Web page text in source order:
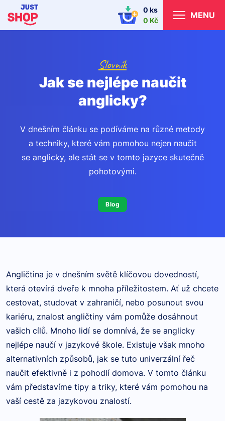
0 ks
0 Kč
MENU
Slovník
Jak se nejlépe naučit
anglicky?
V dnešním článku se podíváme na různé metody
a techniky, které vám pomohou nejen naučit
se anglicky, ale stát se v tomto jazyce skutečně
pohotovými.
Blog
Angličtina je v dnešním světě klíčovou dovedností,
která otevírá dveře k mnoha příležitostem. Ať už chcete
cestovat, studovat v zahraničí, nebo posunout svou
kariéru, znalost angličtiny vám pomůže dosáhnout
vašich cílů. Mnoho lidí se domnívá, že se anglicky
nejlépe naučí v jazykové škole. Existuje však mnoho
alternativních způsobů, jak se tuto univerzální řeč
naučit efektivně i z pohodlí domova. V tomto článku
vám představíme tipy a triky, které vám pomohou na
vaší cestě za jazykovou znalostí.